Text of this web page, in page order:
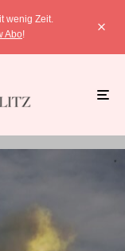
wenig Zeit.
Abo!